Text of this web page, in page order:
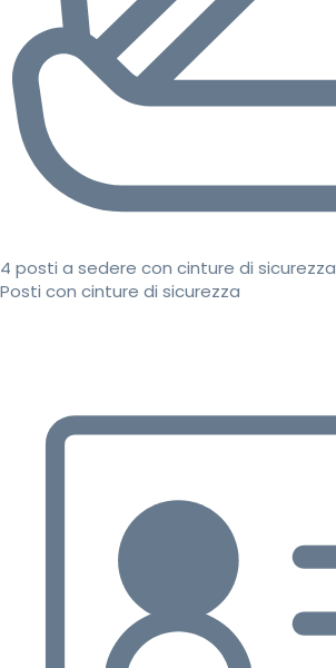
4 posti a sedere con cinture di sicurezza
Posti con cinture di sicurezza